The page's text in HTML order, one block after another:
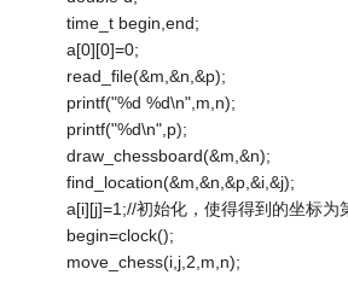
time_t begin,end;
a[0][0]=0;
read_file(&m,&n,&p);
printf("%d %d\n",m,n);
printf("%d\n",p);
draw_chessboard(&m,&n);
find_location(&m,&n,&p,&i,&j);
a[i][j]=1;//初始化，使得得到的坐标为
begin=clock();
move_chess(i,j,2,m,n);